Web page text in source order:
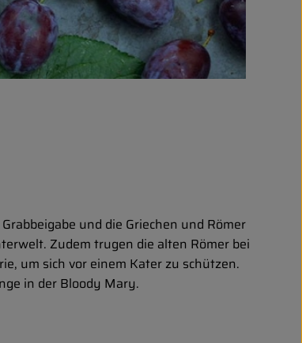
und die Griechen und Römer
Zudem trugen die alten Römer bei
um sich vor einem Kater zu schützen.
in der Bloody Mary.